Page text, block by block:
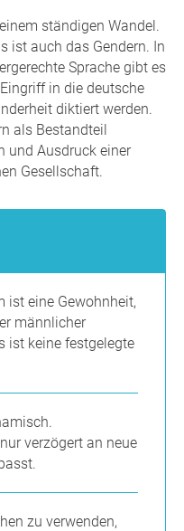
ständigen Wandel.
ist auch das Gendern. In
Sprache gibt es
in die deutsche
diktiert werden.
als Bestandteil
und Ausdruck einer
Gesellschaft.
ist eine Gewohnheit,
männlicher
ist keine festgelegte
verzögert an neue
zu verwenden,